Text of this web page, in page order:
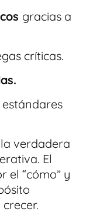
gracias a
críticas.
estándares
verdadera
El
el “cómo” y